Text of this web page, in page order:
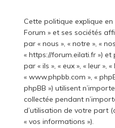
Cette politique explique
Forum » et ses sociétés
par « nous », « notre », «
« https://forum.eilati.fr »)
par « ils », « eux », « leur »,
« www.phpbb.com », «
phpBB ») utilisent
collectée pendant
d’utilisation de votre part
« vos informations »).